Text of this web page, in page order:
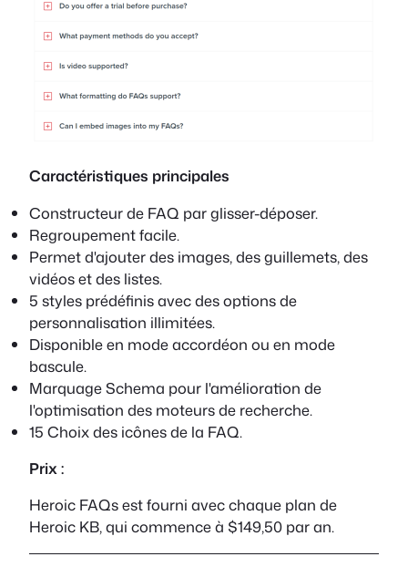
Caractéristiques principales
Constructeur de FAQ par glisser-déposer.
Regroupement facile.
Permet d'ajouter des images, des guillemets, des
vidéos et des listes.
5 styles prédéfinis avec des options de
personnalisation illimitées.
Disponible en mode accordéon ou en mode
bascule.
Marquage Schema pour l'amélioration de
l'optimisation des moteurs de recherche.
15 Choix des icônes de la FAQ.
Prix :
Heroic FAQs est fourni avec chaque plan de
Heroic KB, qui commence à $149,50 par an.